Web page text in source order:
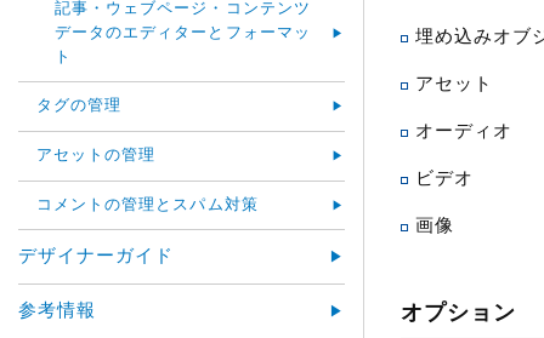
埋め込みオブ
アセット
オーディオ
ビデオ
画像
オプション
記事・ウェブページ・コンテンツ
データのエディターとフォーマッ
ト
タグの管理
アセットの管理
コメントの管理とスパム対策
デザイナーガイド
参考情報